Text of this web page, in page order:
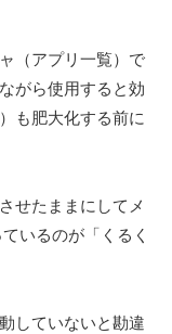
（アプリ一覧）で
がら使用すると効
も肥大化する前に
せたままにしてメ
いるのが「くるく
していないと勘違